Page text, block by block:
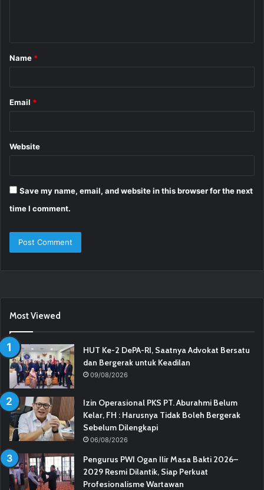
*
Name *
Email *
Website
Save my name, email, and website in this browser for the next
time I comment.
Most Viewed
HUT Ke-2 DePA-RI, Saatnya Advokat Bersatu
dan Bergerak untuk Keadilan
09/08/2026
Izin Operasional PKS PT. Aburahmi Belum
Kelar, FH : Harusnya Tidak Boleh Bergerak
Sebelum Dilengkapi
06/08/2026
Pengurus PWI Ogan Ilir Masa Bakti 2026–
2029 Resmi Dilantik, Siap Perkuat
Profesionalisme Wartawan